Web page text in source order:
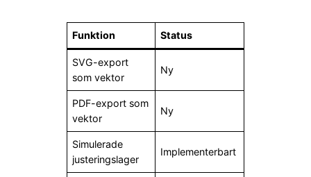
Funktion Status
SVG-export
som vektor
Ny
PDF-export som
vektor
Ny
Simulerade
justeringslager
Implementerbart